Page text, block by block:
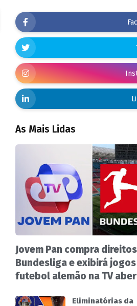
As Mais Lidas
Jovem Pan compra
Bundesliga e exibirá
futebol alemão na TV
Eliminatórias da